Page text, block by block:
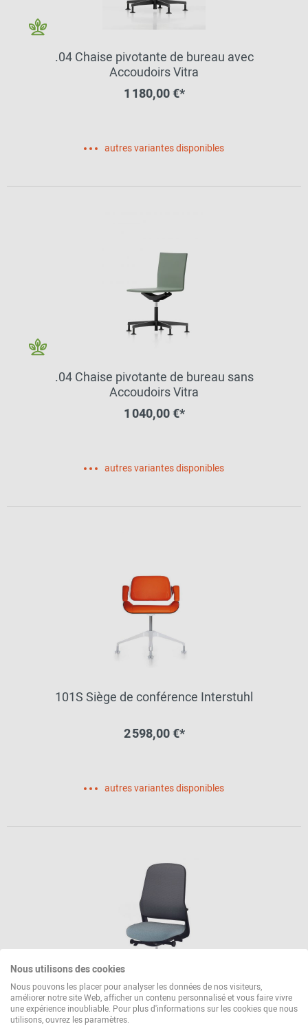
.04 Chaise pivotante de bureau avec
Accoudoirs Vitra
1 180,00 €*
autres variantes disponibles
.04 Chaise pivotante de bureau sans
Accoudoirs Vitra
1 040,00 €*
autres variantes disponibles
101S Siège de conférence Interstuhl
2 598,00 €*
autres variantes disponibles
164/7 ME Chaise pivotante Wilkhahn
Nous utilisons des cookies
Nous pouvons les placer pour analyser les données de nos visiteurs,
améliorer notre site Web, afficher un contenu personnalisé et vous faire vivre
une expérience inoubliable. Pour plus d'informations sur les cookies que nous
utilisons, ouvrez les paramètres.